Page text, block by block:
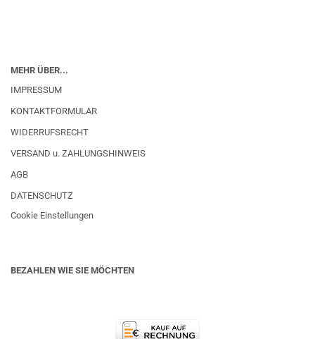
MEHR ÜBER...
IMPRESSUM
KONTAKTFORMULAR
WIDERRUFSRECHT
VERSAND u. ZAHLUNGSHINWEIS
AGB
DATENSCHUTZ
Cookie Einstellungen
BEZAHLEN WIE SIE MÖCHTEN